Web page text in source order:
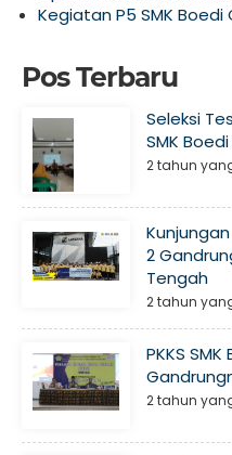
Kegiatan P5 SMK
Pos Terbaru
Seleksi
SMK
2 tahun
2
Tengah
2 tahun
PKKS
2 tahun